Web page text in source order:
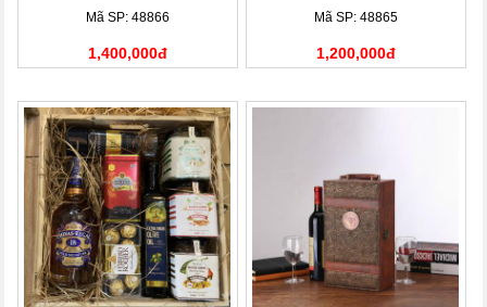
Mã SP: 48866
1,400,000đ
Mã SP: 48865
1,200,000đ